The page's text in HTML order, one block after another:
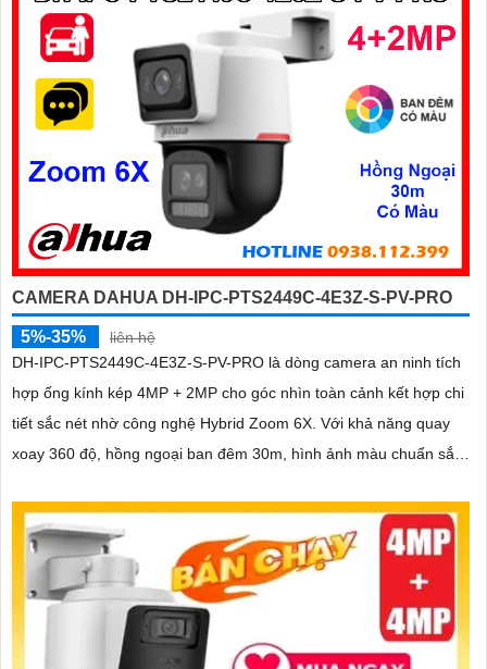
CAMERA DAHUA DH-IPC-PTS2449C-4E3Z-S-PV-PRO
5%-35%
liên hệ
DH-IPC-PTS2449C-4E3Z-S-PV-PRO là dòng camera an ninh tích
hợp ống kính kép 4MP + 2MP cho góc nhìn toàn cảnh kết hợp chi
tiết sắc nét nhờ công nghệ Hybrid Zoom 6X. Với khả năng quay
xoay 360 độ, hồng ngoại ban đêm 30m, hình ảnh màu chuẩn sắc
nghiệm giám sát chủ động và chính xác